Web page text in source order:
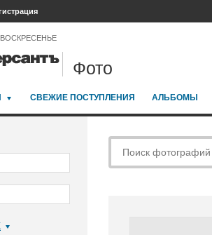
ВОСКРЕСЕНЬЕ
Фото
СВЕЖИЕ ПОСТУПЛЕНИЯ АЛЬБОМЫ